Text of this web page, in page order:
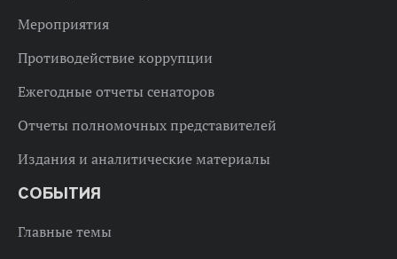
Мероприятия
Противодействие коррупции
Ежегодные отчеты сенаторов
Отчеты полномочных представителей
Издания и аналитические материалы
СОБЫТИЯ
Главные темы